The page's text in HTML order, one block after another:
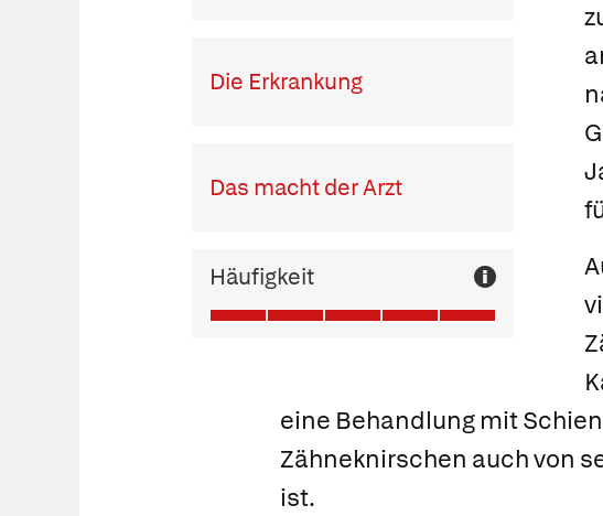
Die Erkrankung
Das macht der Arzt
Häufigkeit
eine Behandlung mit
Zähneknirschen auch von
ist.